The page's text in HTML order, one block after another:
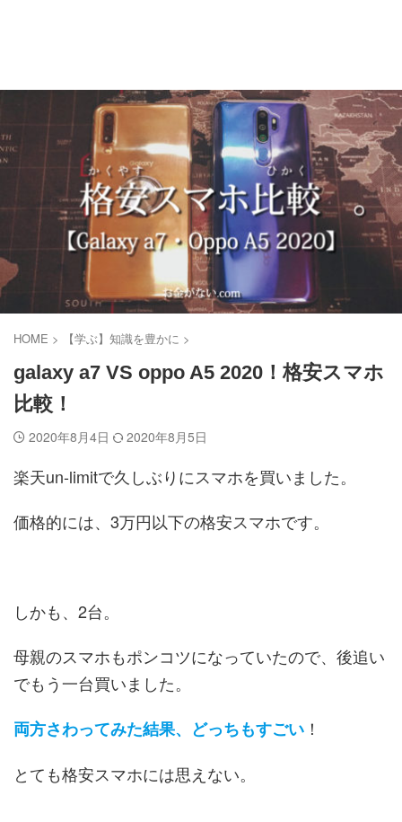
HOME > 【学ぶ】知識を豊かに >
galaxy a7 VS oppo A5 2020！格安スマホ
比較！
2020年8月4日 2020年8月5日
楽天un-limitで久しぶりにスマホを買いました。
価格的には、3万円以下の格安スマホです。
しかも、2台。
母親のスマホもポンコツになっていたので、後追い
でもう一台買いました。
両方さわってみた結果、どっちもすごい ！
とても格安スマホには思えない。